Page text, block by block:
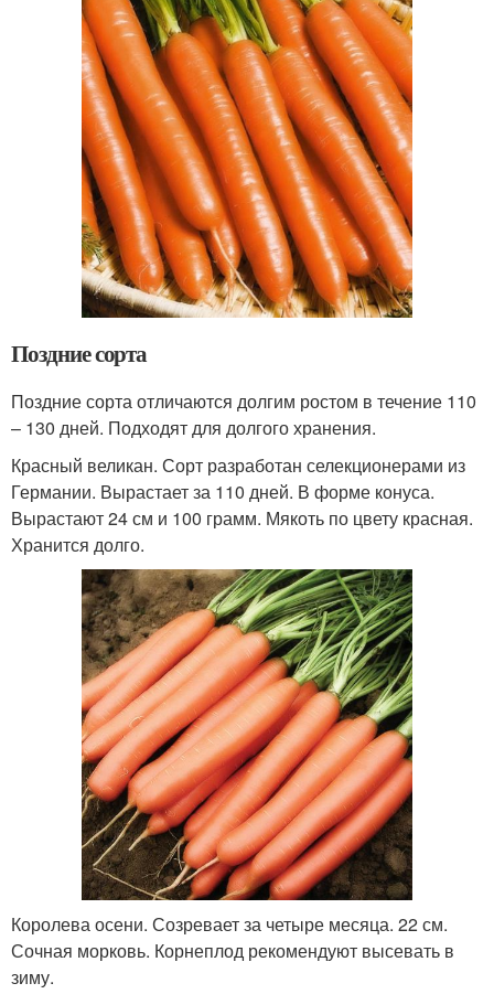
Поздние сорта
Поздние сорта отличаются долгим ростом в течение 110
– 130 дней. Подходят для долгого хранения.
Красный великан. Сорт разработан селекционерами из
Германии. Вырастает за 110 дней. В форме конуса.
Вырастают 24 см и 100 грамм. Мякоть по цвету красная.
Хранится долго.
Королева осени. Созревает за четыре месяца. 22 см.
Сочная морковь. Корнеплод рекомендуют высевать в
зиму.